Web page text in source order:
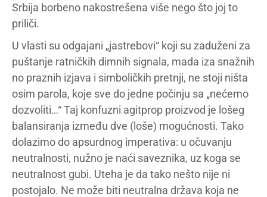
Srbija borbeno nakostrešena više nego što joj to
priliči.
U vlasti su odgajani „jastrebovi“ koji su zaduženi za
puštanje ratničkih dimnih signala, mada iza snažnih
no praznih izjava i simboličkih pretnji, ne stoji ništa
osim parola, koje sve do jedne počinju sa „nećemo
dozvoliti…“ Taj konfuzni agitprop proizvod je lošeg
balansiranja između dve (loše) mogućnosti. Tako
dolazimo do apsurdnog imperativa: u očuvanju
neutralnosti, nužno je naći saveznika, uz koga se
neutralnost gubi. Uteha je da tako nešto nije ni
postojalo. Ne može biti neutralna država koja ne